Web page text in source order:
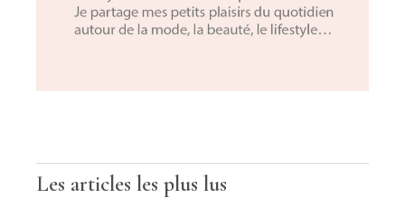
Les articles les plus lus